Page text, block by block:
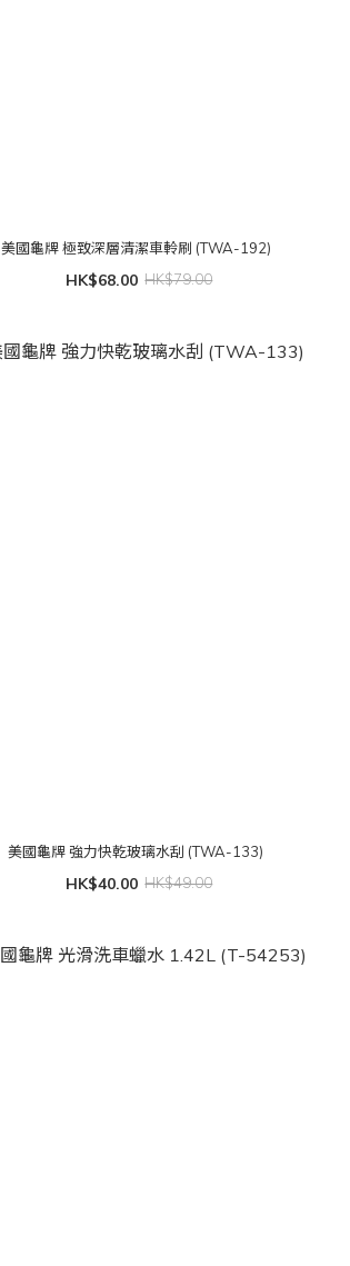
美國龜牌 極致深層清潔車軨刷 (TWA-192)
HK$68.00 HK$79.00
美國龜牌 強力快乾玻璃水刮 (TWA-133)
HK$40.00 HK$49.00